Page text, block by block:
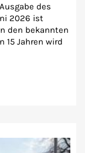
des
2026 ist
den bekannten
15 Jahren wird